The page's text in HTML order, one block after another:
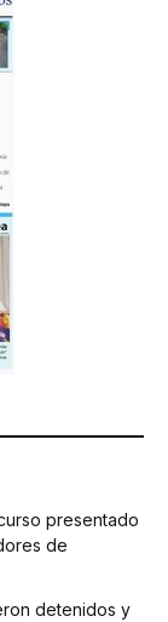
presentado
de
detenidos y